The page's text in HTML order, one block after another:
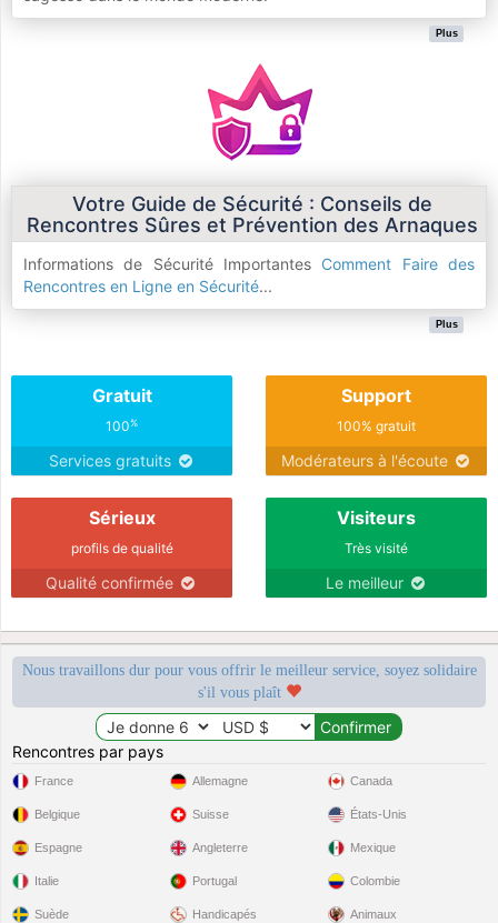
Plus
Votre Guide de Sécurité : Conseils de
Rencontres Sûres et Prévention des Arnaques
Informations de Sécurité Importantes Comment Faire des
Rencontres en Ligne en Sécurité...
Plus
Gratuit
100%
Services gratuits
Support
100% gratuit
Modérateurs à l'écoute
Sérieux
profils de qualité
Qualité confirmée
Visiteurs
Très visité
Le meilleur
Nous travaillons dur pour vous offrir le meilleur service, soyez solidaire
s'il vous plaît
Rencontres par pays
France
Belgique
Espagne
Italie
Suède
Allemagne
Suisse
Angleterre
Portugal
Handicapés
Canada
États-Unis
Mexique
Colombie
Animaux